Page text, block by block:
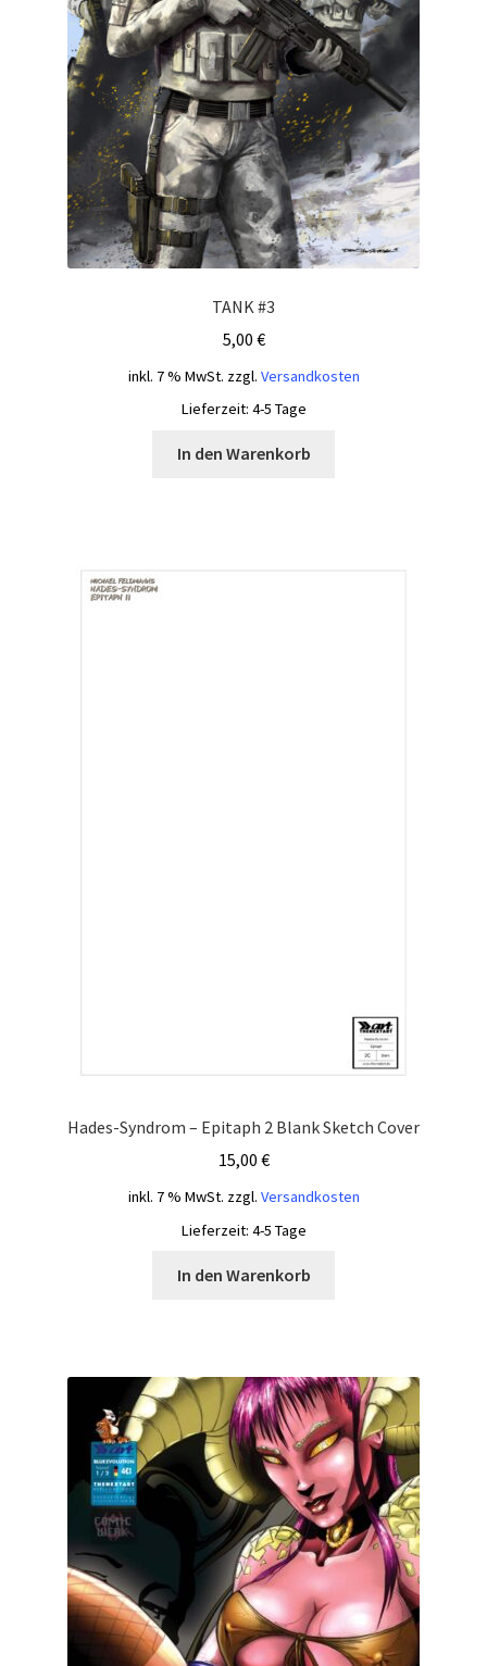
TANK #3
5,00 €
inkl. 7 % MwSt. zzgl. Versandkosten
Lieferzeit: 4-5 Tage
In den Warenkorb
Hades-Syndrom – Epitaph 2 Blank Sketch Cover
15,00 €
inkl. 7 % MwSt. zzgl. Versandkosten
Lieferzeit: 4-5 Tage
In den Warenkorb